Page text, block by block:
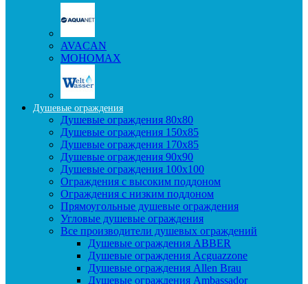
AVACAN
МОНОМАХ
Душевые ограждения
Душевые ограждения 80x80
Душевые ограждения 150x85
Душевые ограждения 170x85
Душевые ограждения 90x90
Душевые ограждения 100x100
Ограждения с высоким поддоном
Ограждения с низким поддоном
Прямоугольные душевые ограждения
Угловые душевые ограждения
Все производители душевых ограждений
Душевые ограждения ABBER
Душевые ограждения Acguazzone
Душевые ограждения Allen Brau
Душевые ограждения Ambassador